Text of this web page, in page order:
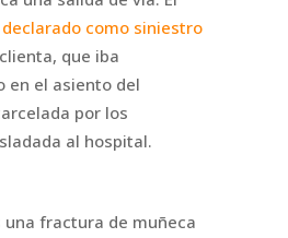
como siniestro
que iba
en el asiento del
por los
al hospital.
una fractura de muñeca